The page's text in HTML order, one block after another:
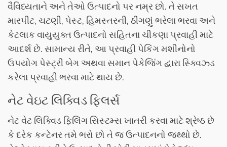
વૈવિધ્યતાને અને તેઓ ઉત્પાદનો પર નમ્ર છો. તે સખત
મારપીટ, ચટણી, પેસ્ટ, હિમસ્તરની, ઠીંગણું ભરેલા ભરવા અને
કેટલાક વાયુયુક્ત ઉત્પાદનો સહિતના ચીકણા પ્રવાહી માટે
આદર્શ છે. સામાન્ય રીતે, આ પ્રવાહી પેકિંગ મશીનોનો
ઉપયોગ પેસ્ટ્રી બેગ અથવા સમાન પેકેજિંગ દ્વારા સ્ક્વિઝ્ડ
કરેલા પ્રવાહી ભરવા માટે થાય છે.
નેટ વેઇટ લિક્વિડ ફિલર્સ
નેટ વેટ લિક્વિડ ફિલિંગ સિસ્ટમ્સ ખાતરી કરવા માટે શ્રેષ્ઠ છે
કે દરેક કન્ટેનર તમે ભરો છો તે જ ઉત્પાદનનો જથ્થો છે.